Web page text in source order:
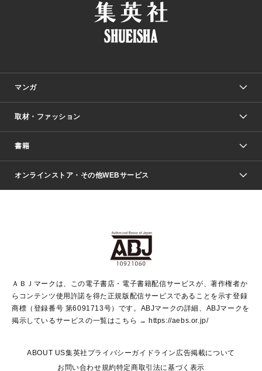
マンガ
少年マンガ
Vジャンプ
ジャンプルーキー！
ジャンプTOON
S-MANGA
集英社ジャンプリミックス
週刊ヤングジャンプ
ウルトラジャンプ
少女マンガ
リマコミ＋
マンガMeets
月刊オフィスユー
取材・ファッション
Seventeen
LEE
Marisol
T JAPAN:The New York Times Style Magazine
芸能・情報・スポーツ
パラスポ＋！
書籍
文芸・文庫・総合
青春と読書
アジア人物史
集英社新書
集英社新書プラス
よみタイ
ライトノベル・ノベライズ
集英社Webマガジン Cobalt
集英社オレンジ文庫
シフォン文庫
JUMP j BOOKS
集英社みらい文庫
S-KIDS.LAND
オンラインストア・その他WEBサービス
SHUEISHA MANGA-ART HERITAGE
HAPPY PLUS STORE
shueisha vox
SHOP Marisol
EDITOR'S LAB
ＡＢＪマークは、この電子書店・電子書籍配信サービスが、著作権者か
らコンテンツ使用許諾を得た正規版配信サービスであることを示す登録
商標（登録番号 第6091713号）です。ABJマークの詳細、ABJマークを
掲示しているサービスの一覧はこちら → https://aebs.or.jp/
ABOUT US集英社プライバシーガイドライン 広告掲載について
お問い合わせ規約特定商取引法に基づく表示